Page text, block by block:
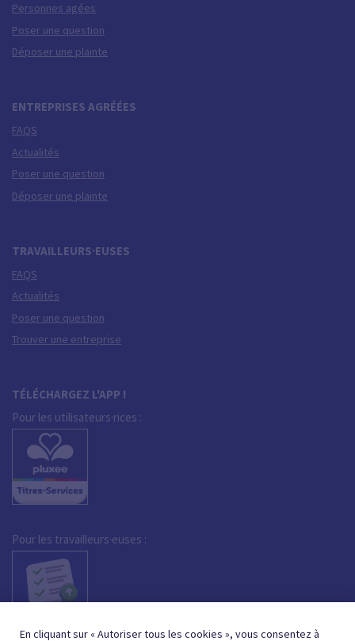
Personnes agées
Poser une question
Déposer une plainte
ENTREPRISES AGRÉÉES
FAQS
Actualités
Poser une question
Déposer une plainte
TRAVAILLEURS·EUSES
FAQS
Actualités
Poser une question
Trouver une entreprise
TÉLÉCHARGEZ L'APP !
Pour les utilisateurs·rices :
Pour les travailleurs·euses :
En cliquant sur « Autoriser tous les cookies », vous consentez à